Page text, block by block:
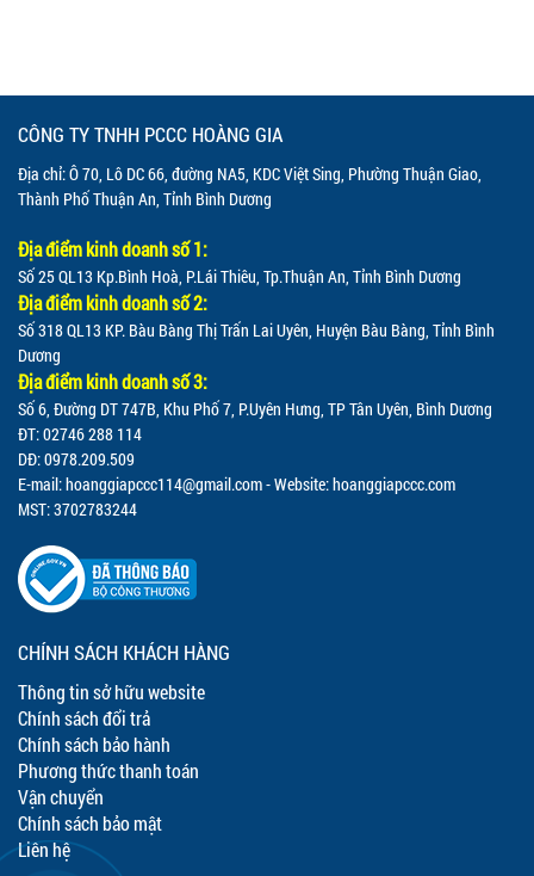
CÔNG TY TNHH PCCC HOÀNG GIA
Địa chỉ: Ô 70, Lô DC 66, đường NA5, KDC Việt Sing, Phường Thuận Giao,
Thành Phố Thuận An, Tỉnh Bình Dương
Địa điểm kinh doanh số 1:
Số 25 QL13 Kp.Bình Hoà, P.Lái Thiêu, Tp.Thuận An, Tỉnh Bình Dương
Địa điểm kinh doanh số 2:
Số 318 QL13 KP. Bàu Bàng Thị Trấn Lai Uyên, Huyện Bàu Bàng, Tỉnh Bình
Dương
Địa điểm kinh doanh số 3:
Số 6, Đường DT 747B, Khu Phố 7, P.Uyên Hưng, TP Tân Uyên, Bình Dương
ĐT: 02746 288 114
DĐ: 0978.209.509
E-mail:hoanggiapccc114@gmail.com- Website: hoanggiapccc.com
MST: 3702783244
CHÍNH SÁCH KHÁCH HÀNG
Thông tin sở hữu website
Chính sách đổi trả
Chính sách bảo hành
Phương thức thanh toán
Vận chuyển
Chính sách bảo mật
Liên hệ